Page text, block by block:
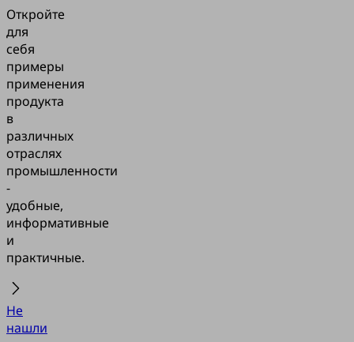
Откройте
для
себя
примеры
применения
продукта
в
различных
отраслях
промышленности
-
удобные,
информативные
и
практичные.
Не
нашли